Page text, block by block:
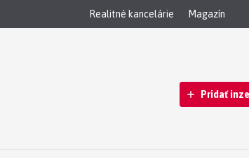
Realitné kancelárie Magazín
Pridať